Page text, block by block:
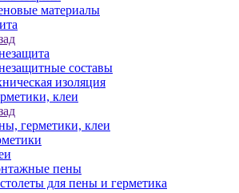
материалы
составы
изоляция
клеи
герметики, клеи
пены
для пены и герметика